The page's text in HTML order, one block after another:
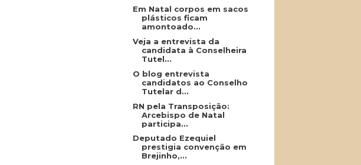
Em Natal corpos em sacos
plásticos ficam
amontoado...
Veja a entrevista da
candidata à Conselheira
Tutel...
O blog entrevista
candidatos ao Conselho
Tutelar d...
RN pela Transposição:
Arcebispo de Natal
participa...
Deputado Ezequiel
prestigia convenção em
Brejinho,...